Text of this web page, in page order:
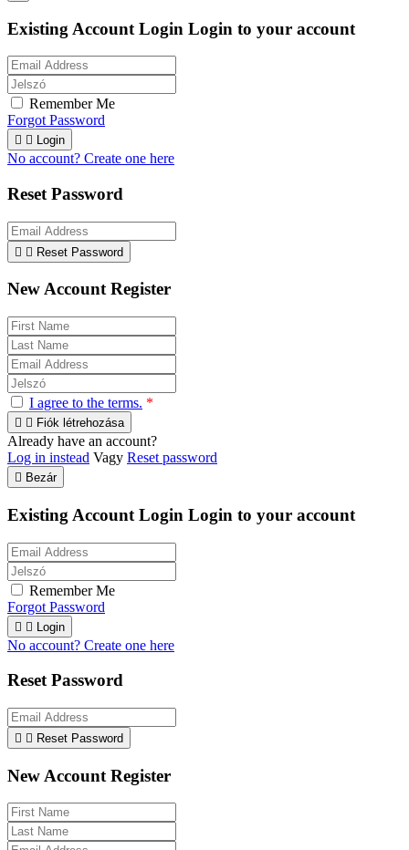
Existing Account Login Login to your account
Remember Me
Forgot Password
  Login
No account? Create one here
Reset Password
  Reset Password
New Account Register
I agree to the terms. *
  Fiók létrehozása
Already have an account?
Log in instead Vagy Reset password
 Bezár
Existing Account Login Login to your account
Remember Me
Forgot Password
  Login
No account? Create one here
Reset Password
  Reset Password
New Account Register